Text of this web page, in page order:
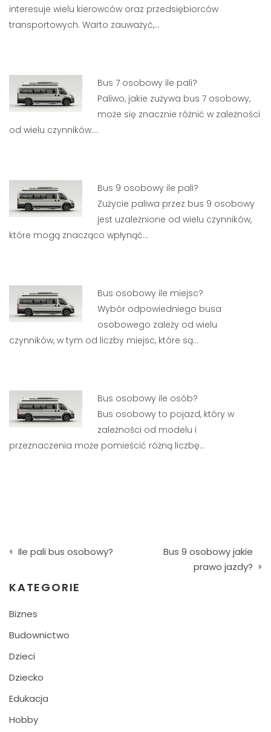
interesuje wielu kierowców oraz przedsiębiorców
transportowych. Warto zauważyć,…
Bus 7 osobowy ile pali?
Paliwo, jakie zużywa bus 7 osobowy,
może się znacznie różnić w zależności
od wielu czynników.…
Bus 9 osobowy ile pali?
Zużycie paliwa przez bus 9 osobowy
jest uzależnione od wielu czynników,
które mogą znacząco wpłynąć…
Bus osobowy ile miejsc?
Wybór odpowiedniego busa
osobowego zależy od wielu
czynników, w tym od liczby miejsc, które są…
Bus osobowy ile osób?
Bus osobowy to pojazd, który w
zależności od modelu i
przeznaczenia może pomieścić różną liczbę…
Nawigacja
Ile pali bus osobowy?
Bus 9 osobowy jakie
prawo jazdy?
KATEGORIE
Biznes
Budownictwo
Dzieci
Dziecko
Edukacja
Hobby